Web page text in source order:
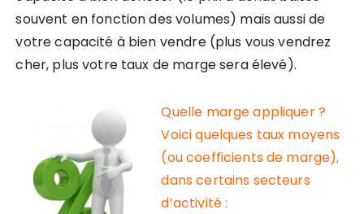
souvent en fonction des volumes) mais aussi de
votre capacité à bien vendre (plus vous vendrez
cher, plus votre taux de marge sera élevé).
Quelle marge appliquer ?
Voici quelques taux moyens
(ou coefficients de marge),
dans certains secteurs
d’activité :